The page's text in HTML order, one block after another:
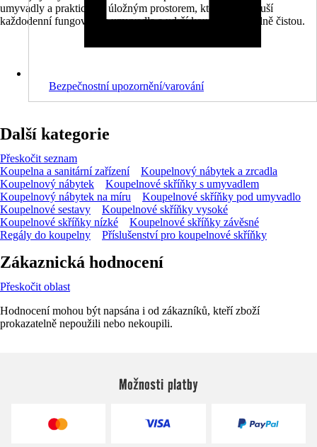
umyvadly a praktickým úložným prostorem, která zjednoduší
každodenní fungování u umyvadla a udrží koupelnu vizuálně čistou.
Bezpečnostní upozornění/varování
Další kategorie
Přeskočit seznam
Koupelna a sanitární zařízení
Koupelnový nábytek a zrcadla
Koupelnový nábytek
Koupelnové skříňky s umyvadlem
Koupelnový nábytek na míru
Koupelnové skříňky pod umyvadlo
Koupelnové sestavy
Koupelnové skříňky vysoké
Koupelnové skříňky nízké
Koupelnové skříňky závěsné
Regály do koupelny
Příslušenství pro koupelnové skříňky
Zákaznická hodnocení
Přeskočit oblast
Hodnocení mohou být napsána i od zákazníků, kteří zboží
prokazatelně nepoužili nebo nekoupili.
Možnosti platby